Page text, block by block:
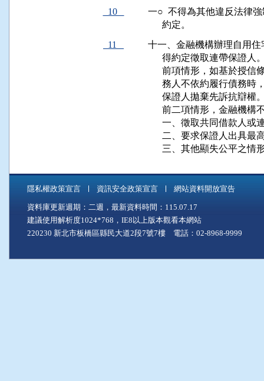
10
一○  不得為其他違反法律
      約定。
11
十一、金融機構辦理自用
得約定徵取連帶保證人
前項情形，如基於授
務人不依約履行債務
保證人拋棄先訴抗辯權
前二項情形，金融機
一、徵取共同借款人或
二、要求保證人出具
三、其他顯失公平之情
隱私權政策宣言 資訊安全政策宣言 網站資料開放宣告
資料庫更新週期：二週，最新資料時間：115.07.17
建議使用解析度1024*768，IE8以上版本觀看本網站
220230 新北市板橋區縣民大道2段7號7樓 電話：02-8968-9999